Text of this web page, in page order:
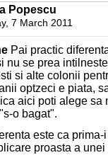
Popescu
7 March 2011
Pai practic
nu se prea
si alte colonii
optzeci e piata,
aici poti alege sa
o bagat".
este ca
proasta a unei